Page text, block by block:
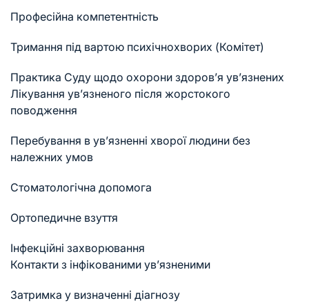
Професійна компетентність
Тримання під вартою психічнохворих (Комітет)
Практика Суду щодо охорони здоров’я ув’язнених
Лікування ув’язненого після жорстокого
поводження
Перебування в ув’язненні хворої людини без
належних умов
Стоматологічна допомога
Ортопедичне взуття
Інфекційні захворювання
Контакти з інфікованими ув’язненими
Затримка у визначенні діагнозу